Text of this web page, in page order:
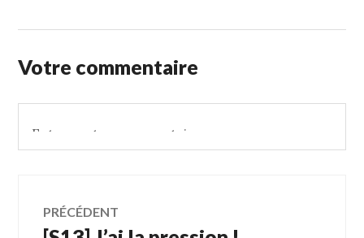
Votre commentaire
Navigation
PRÉCÉDENT
Article